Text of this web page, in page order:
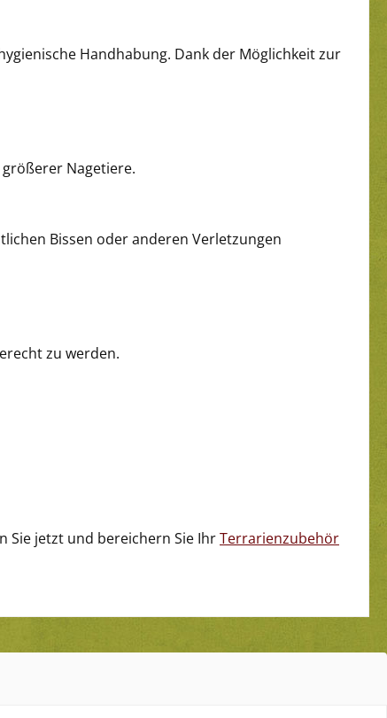
Handhabung. Dank der Möglichkeit zur
Nagetiere.
Bissen oder anderen Verletzungen
zu werden.
Sie jetzt und bereichern Sie IhrTerrarienzubehör